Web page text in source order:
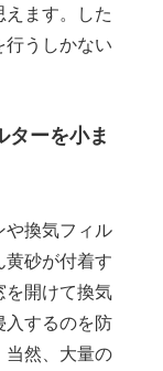
ます。した
うしかない
ーを小ま
や換気フィル
黄砂が付着す
を開けて換気
入するのを防
当然、大量の